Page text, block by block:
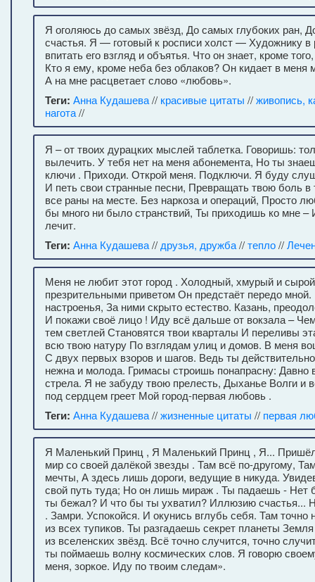
Я оголяюсь до самых звёзд, До самых глубоких ран,
счастья. Я — готовый к росписи холст — Художнику в
впитать его взгляд и объятья. Что он знает, кроме
Кто я ему, кроме неба без облаков? Он кидает в меня
А на мне расцветает слово «любовь».
Теги: Анна Кудашева// красивые цитаты //живопись,
нагота//
Я – от твоих дурацких мыслей таблетка. Говоришь:
вылечить. У тебя нет на меня абонемента, Но ты
ключи . Приходи. Открой меня. Подключи. Я буду
И петь свои странные песни, Превращать твою боль
все раны на месте. Без наркоза и операций, Просто
бы много ни было странствий, Ты приходишь ко мне –
лечит.
Теги: Анна Кудашева// друзья, дружба//тепло//
Меня не любит этот город . Холодный, хмурый и
презрительными приветом Он предстаёт передо
настроенья, За ними скрыто естество. Казань,
И покажи своё лицо ! Иду всё дальше от вокзала –
тем светлей Становятся твои кварталы И переливы
всю твою натуру По взглядам улиц и домов. В меня
С двух первых взоров и шагов. Ведь ты
нежна и молода. Гримасы строишь понапрасну: Давно
стрела. Я не забуду твою прелесть, Дыханье Волги и
под сердцем греет Мой город-первая любовь .
Теги: Анна Кудашева//жизненные цитаты // первая
Я Маленький Принц , Я Маленький Принц , Я...
мир со своей далёкой звезды . Там всё по-другому,
мечты, А здесь лишь дороги, ведущие в никуда.
свой путь туда; Но он лишь мираж . Ты падаешь - Нет
ты бежал? И что бы ты ухватил? Иллюзию счастья...
. Замри. Успокойся. И окунись вглубь себя. Там точно
из всех тупиков. Ты разгадаешь секрет планеты
из вселенских звёзд. Всё точно случится, точно
ты поймаешь волну космических слов. Я говорю
меня, зоркое. Иду по твоим следам».